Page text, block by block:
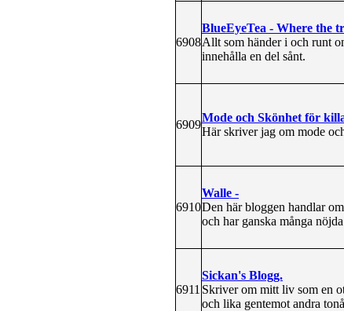
6908
BlueEyeTea - Where the
Allt som händer i och runt
innehålla en del sånt.
6909
Mode och Skönhet för
Här skriver jag om mode
6910
Walle -
Den här bloggen handlar
och har ganska många
6911
Sickan's Blogg.
Skriver om mitt liv som en
och lika gentemot andra